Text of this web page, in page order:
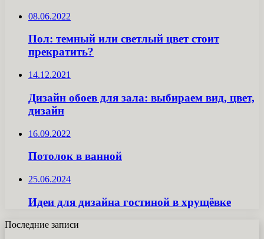
08.06.2022
Пол: темный или светлый цвет стоит
прекратить?
14.12.2021
Дизайн обоев для зала: выбираем вид, цвет,
дизайн
16.09.2022
Потолок в ванной
25.06.2024
Идеи для дизайна гостиной в хрущёвке
Последние записи